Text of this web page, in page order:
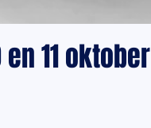
11 oktober